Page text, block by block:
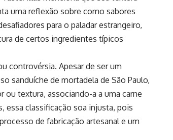
uma reflexão sobre como sabores
para o paladar estrangeiro,
de certos ingredientes típicos
controvérsia. Apesar de ser um
sanduíche de mortadela de São Paulo,
textura, associando-a a uma carne
essa classificação soa injusta, pois
de fabricação artesanal e um